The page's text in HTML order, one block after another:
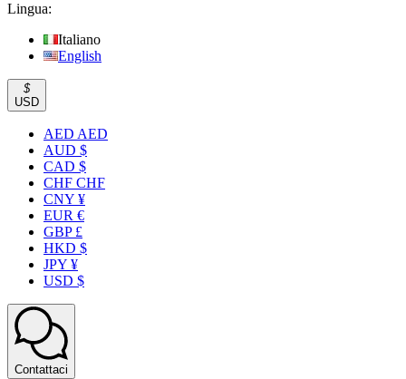
Lingua:
Italiano
English
$
USD
AED AED
AUD $
CAD $
CHF CHF
CNY ¥
EUR €
GBP £
HKD $
JPY ¥
USD $
Contattaci